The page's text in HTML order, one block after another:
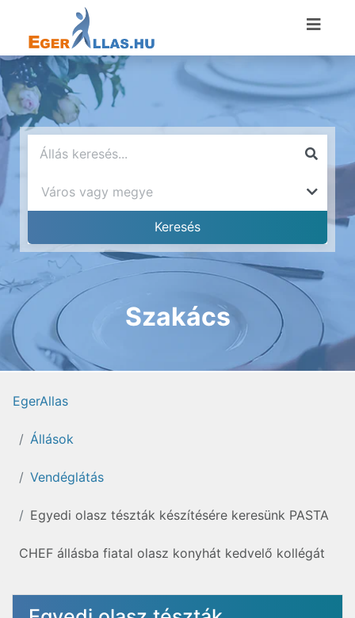
Szakács
EgerAllas
Állások
Vendéglátás
Egyedi olasz tészták készítésére keresünk PASTA
CHEF állásba fiatal olasz konyhát kedvelő kollégát